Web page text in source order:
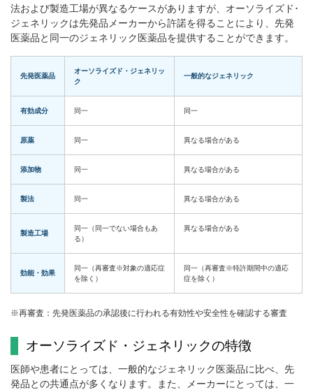
法および製造工場が異なるケースがありますが、オーソライズド･
ジェネリックは先発品メーカーから許諾を得ることにより、先発
医薬品と同一のジェネリック医薬品を提供することができます。
先発医薬品
オーソライズド・ジェネリッ
ク
一般的なジェネリック
有効成分 同一 同一
原薬 同一 異なる場合がある
添加物 同一 異なる場合がある
製法 同一 異なる場合がある
製造工場
同一（同一でない場合もあ
る）
異なる場合がある
効能・効果
同一（再審査※対象の適応症
を除く）
同一（再審査※特許期間中の適応
症を除く）
※再審査：先発医薬品の承認後に行われる有効性や安全性を確認する審査
オーソライズド・ジェネリックの特徴
医師や患者にとっては、一般的なジェネリック医薬品に比べ、先
発品との共通点が多くなります。また、メーカーにとっては、一